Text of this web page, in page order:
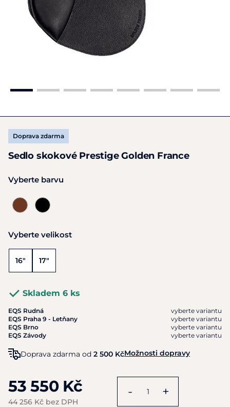
Doprava zdarma
Sedlo skokové Prestige Golden France
Vyberte barvu
Vyberte velikost
16" 17"
Skladem 6 ks
EQS Rudná
vyberte variantu
EQS Praha 9 - Letňany
vyberte variantu
EQS Brno
vyberte variantu
EQS Závody
vyberte variantu
Doprava zdarma od 2 500 KčMožnosti dopravy
53 550 Kč
44 256 Kč bez DPH
- +